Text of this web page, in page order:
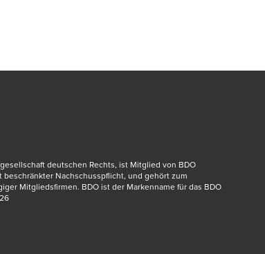
deutschen Rechts, ist Mitglied von BDO
Nachschusspflicht, und gehört zum
Mitgliedsfirmen. BDO ist der Markenname für das BDO